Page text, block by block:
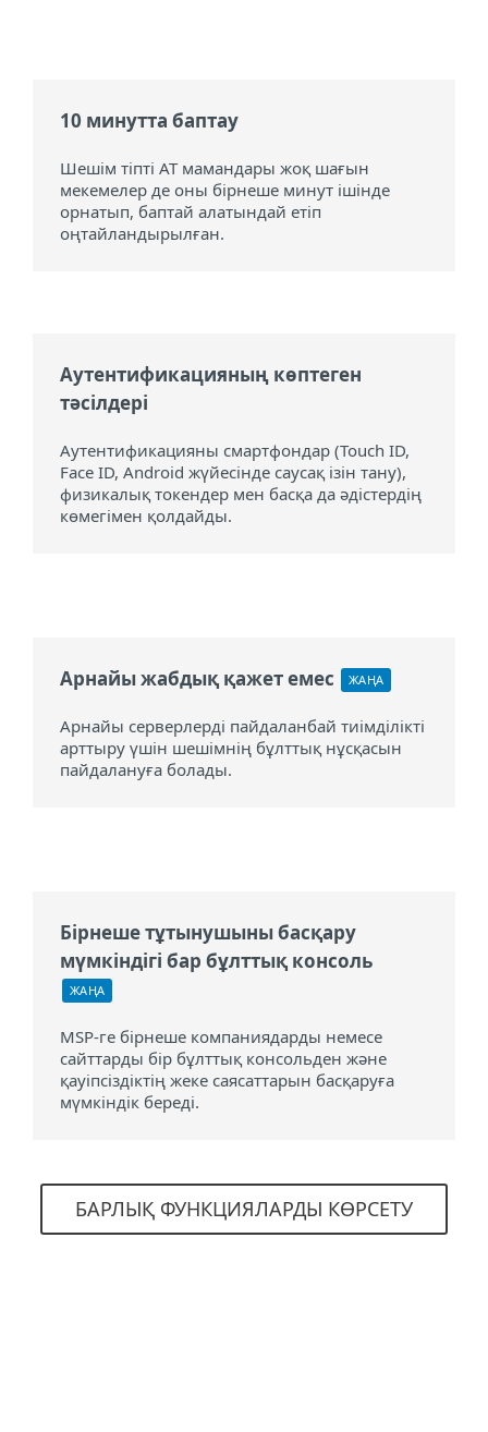
10 минутта баптау
Шешім тіпті АТ мамандары жоқ шағын
мекемелер де оны бірнеше минут ішінде
орнатып, баптай алатындай етіп
оңтайландырылған.
Аутентификацияның көптеген
тәсілдері
Аутентификацияны смартфондар (Touch ID,
Face ID, Android жүйесінде саусақ ізін тану),
физикалық токендер мен басқа да әдістердің
көмегімен қолдайды.
Арнайы жабдық қажет емес ЖАҢА
Арнайы серверлерді пайдаланбай тиімділікті
арттыру үшін шешімнің бұлттық нұсқасын
пайдалануға болады.
Бірнеше тұтынушыны басқару
мүмкіндігі бар бұлттық консоль
ЖАҢА
MSP-ге бірнеше компаниядарды немесе
сайттарды бір бұлттық консольден және
қауіпсіздіктің жеке саясаттарын басқаруға
мүмкіндік береді.
БАРЛЫҚ ФУНКЦИЯЛАРДЫ КӨРСЕТУ